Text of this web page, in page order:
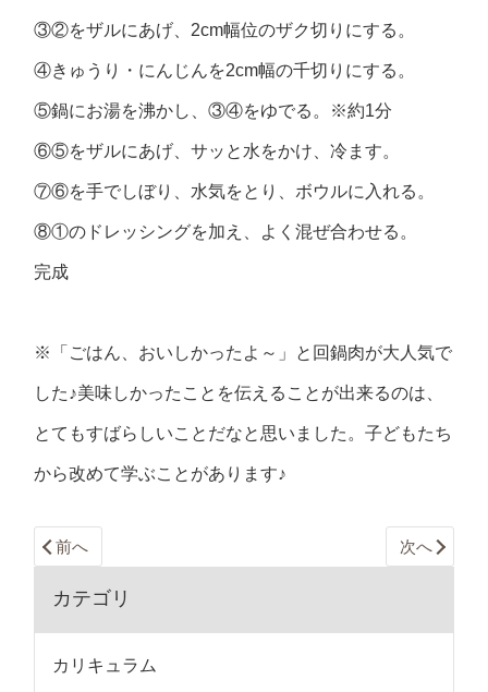
③②をザルにあげ、2cm幅位のザク切りにする。
④きゅうり・にんじんを2cm幅の千切りにする。
⑤鍋にお湯を沸かし、③④をゆでる。※約1分
⑥⑤をザルにあげ、サッと水をかけ、冷ます。
⑦⑥を手でしぼり、水気をとり、ボウルに入れる。
⑧①のドレッシングを加え、よく混ぜ合わせる。
完成
※「ごはん、おいしかったよ～」と回鍋肉が大人気で
した♪美味しかったことを伝えることが出来るのは、
とてもすばらしいことだなと思いました。子どもたち
から改めて学ぶことがあります♪
前へ 次へ
カテゴリ
カリキュラム